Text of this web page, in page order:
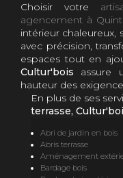
Choisir votre
agencement à
intérieur chaleureux,
avec précision,
espaces tout en
Cultur'bois assure
hauteur des
En plus de ses
terrasse,
Abri de jardin en bois
Abris terrasse
Aménagement
Bardage bois